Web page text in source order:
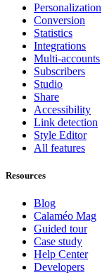
Personalization
Conversion
Statistics
Integrations
Multi-accounts
Subscribers
Studio
Share
Accessibility
Link detection
Style Editor
All features
Resources
Blog
Calaméo Mag
Guided tour
Case study
Help Center
Developers